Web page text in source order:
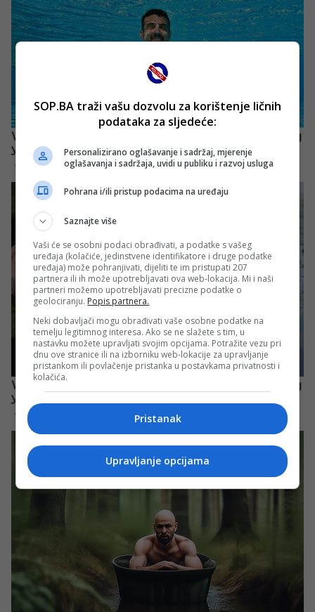
SOP.BA traži vašu dozvolu za korištenje ličnih
podataka za sljedeće:
Personalizirano oglašavanje i sadržaj, mjerenje
oglašavanja i sadržaja, uvidi u publiku i razvoj usluga
Pohrana i/ili pristup podacima na uređaju
Saznajte više
Vaši će se osobni podaci obrađivati, a podatke s vašeg
uređaja (kolačiće, jedinstvene identifikatore i druge podatke
uređaja) može pohranjivati, dijeliti te im pristupati 207
partnera ili ih može upotrebljavati ova web-lokacija. Mi i naši
partneri možemo upotrebljavati precizne podatke o
geolociranju. Popis partnera.
Neki dobavljači mogu obrađivati vaše osobne podatke na
temelju legitimnog interesa. Ako se ne slažete s tim, u
nastavku možete upravljati svojim opcijama. Potražite vezu pri
dnu ove stranice ili na izborniku web-lokacije za upravljanje
pristankom ili povlačenje pristanka u postavkama privatnosti i
kolačića.
Pristanak
Upravljanje opcijama